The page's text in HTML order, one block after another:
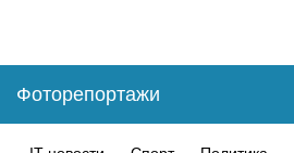
Фоторепортажи